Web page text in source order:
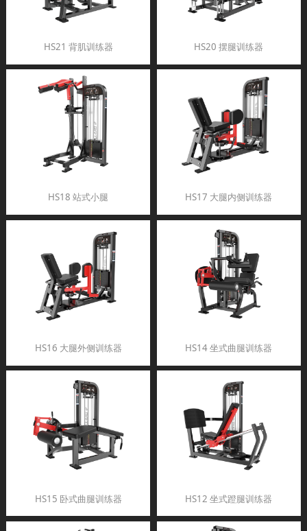
HS21 背肌训练器 HS20 摆腿训练器
HS18 站式小腿 HS17 大腿内侧训练器
HS16 大腿外侧训练器 HS14 坐式曲腿训练器
HS15 卧式曲腿训练器 HS12 坐式蹬腿训练器